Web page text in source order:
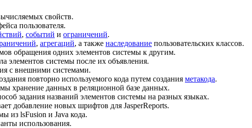
свойств.
пользователя.
, событий и ограничений.
, агрегаций, а также наследование пользовательских классов.
обращения одних элементов системы к другим.
элементов системы после их объявления.
с внешними системами.
повторно используемого кода путем создания метакода.
хранение данных в реляционной базе данных.
задания названий элементов системы на разных языках.
добавление новых шрифтов для JasperReports.
из lsFusion и Java кода.
использования.